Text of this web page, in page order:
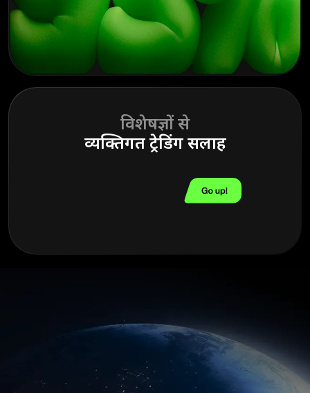
विशेषज्ञों से
व्यक्तिगत ट्रेडिंग सलाह